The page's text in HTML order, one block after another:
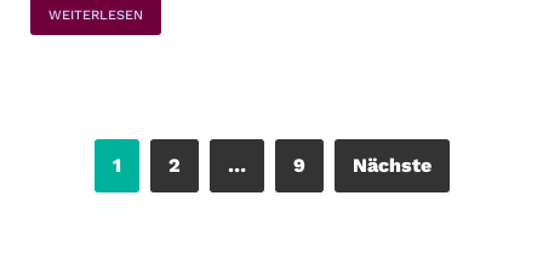
WEITERLESEN
1 2 … 9 Nächste